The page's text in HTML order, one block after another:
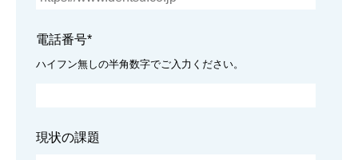
電話番号*
ハイフン無しの半角数字でご入力ください。
現状の課題